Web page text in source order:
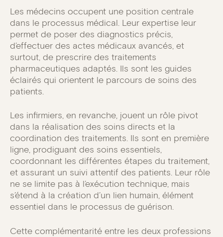
Les médecins occupent une position centrale
dans le processus médical. Leur expertise leur
permet de poser des diagnostics précis,
d’effectuer des actes médicaux avancés, et
surtout, de prescrire des traitements
pharmaceutiques adaptés. Ils sont les guides
éclairés qui orientent le parcours de soins des
patients.
Les infirmiers, en revanche, jouent un rôle pivot
dans la réalisation des soins directs et la
coordination des traitements. Ils sont en première
ligne, prodiguant des soins essentiels,
coordonnant les différentes étapes du traitement,
et assurant un suivi attentif des patients. Leur rôle
ne se limite pas à l’exécution technique, mais
s’étend à la création d’un lien humain, élément
essentiel dans le processus de guérison.
Cette complémentarité entre les deux professions